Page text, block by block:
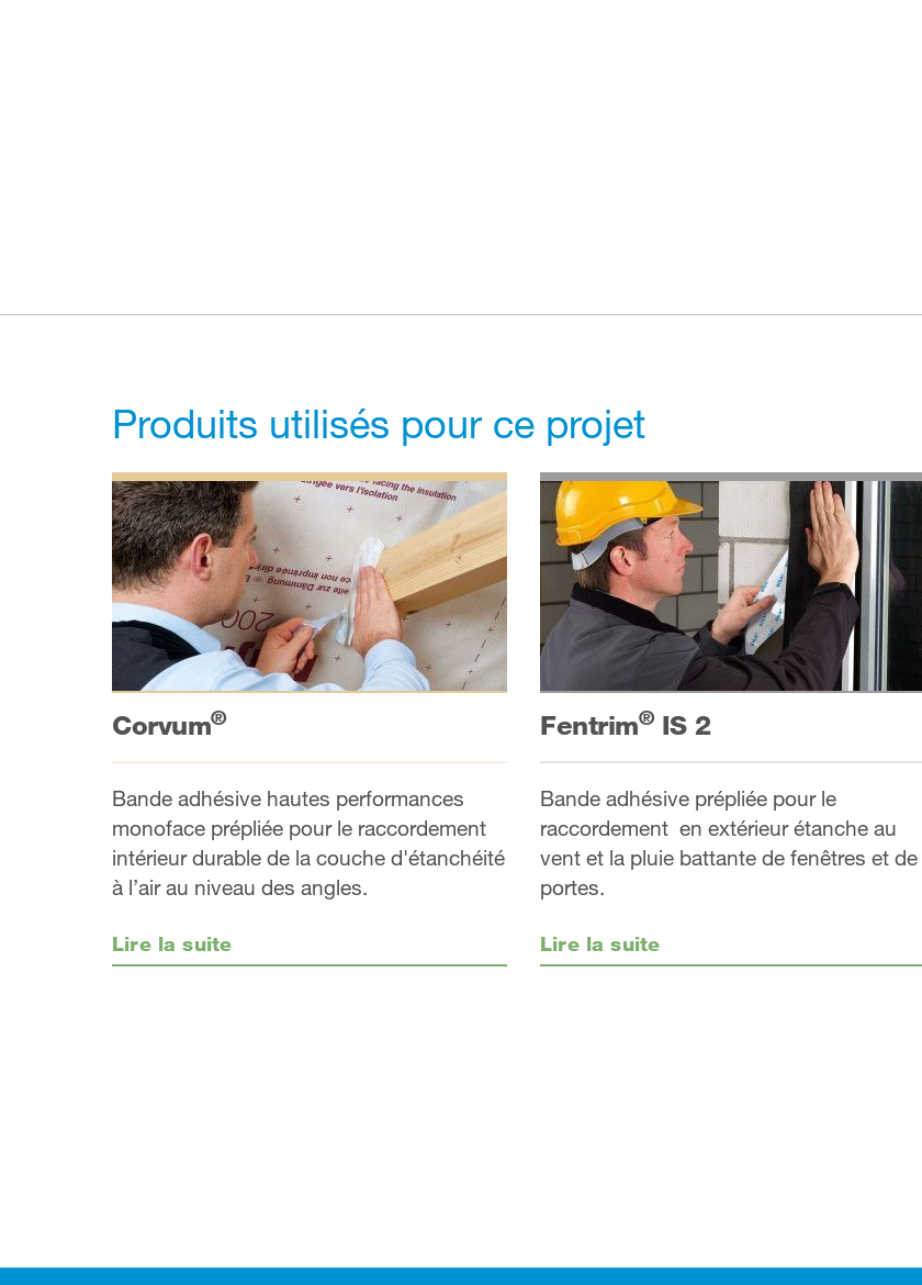
Produits utilisés pour ce projet
Corvum®
Bande adhésive hautes performances
monoface prépliée pour le raccordement
intérieur durable de la couche d'étanchéité
à l’air au niveau des angles.
Lire la suite
Fentrim®IS 2
Bande adhésive prépliée pour le
raccordement en extérieur étanche au
vent et la pluie battante de fenêtres et de
portes.
Lire la suite